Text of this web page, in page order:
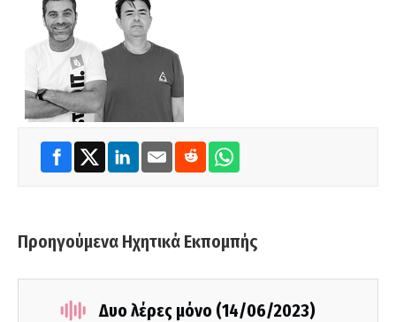
Προηγούμενα Ηχητικά Εκπομπής
Δυο λέρες μόνο (14/06/2023)